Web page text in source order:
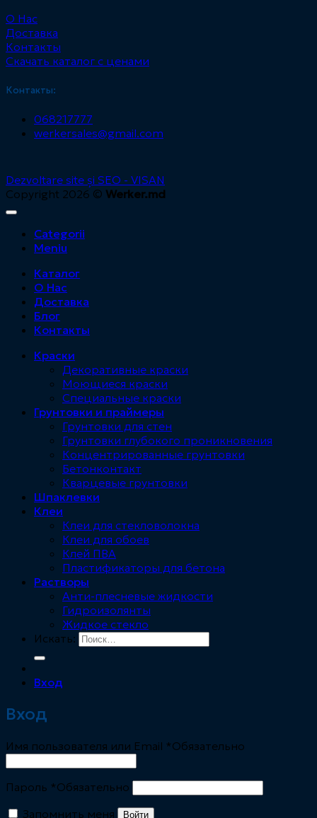
О Нас
Доставка
Контакты
Скачать каталог с ценами
Контакты:
068217777
werkersales@gmail.com
Dezvoltare site și SEO - VISAN
Copyright 2026 © Werker.md
Categorii
Meniu
Каталог
О Нас
Доставка
Блог
Контакты
Краски
Декоративные краски
Моющиеся краски
Специальные краски
Грунтовки и праймеры
Грунтовки для стен
Грунтовки глубокого проникновения
Концентрированные грунтовки
Бетонконтакт
Кварцевые грунтовки
Шпаклевки
Клеи
Клеи для стекловолокна
Клеи для обоев
Клей ПВА
Пластификаторы для бетона
Растворы
Анти-плесневые жидкости
Гидроизолянты
Жидкое стекло
Искать:
Вход
Вход
Имя пользователя или Email *Обязательно
Пароль *Обязательно
Запомнить меня
Войти